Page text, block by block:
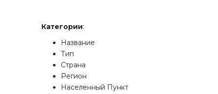
Категории:
Название
Тип
Страна
Регион
Населенный Пункт